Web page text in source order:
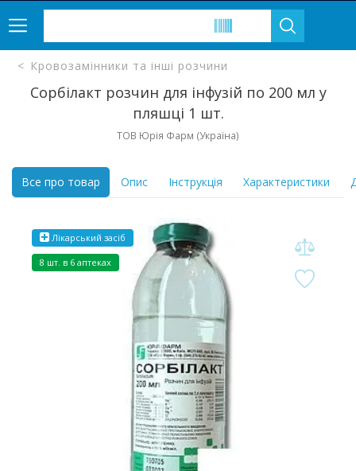
Кровозамінники та інші розчини
Сорбілакт розчин для інфузій по 200 мл у
пляшці 1 шт.
ТОВ Юрія Фарм (Україна)
Все про товар Опис Інструкція Характеристики
Лікарський засіб
8 шт. в 6 аптеках